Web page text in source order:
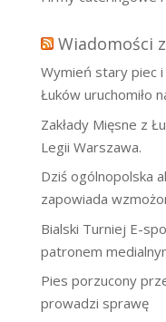
Wiadomości
Wymień stary piec
Łuków uruchomiło
Zakłady Mięsne z
Legii Warszawa.
Dziś ogólnopolska
zapowiada
Bialski Turniej E-
patronem
Pies porzucony
prowadzi sprawę